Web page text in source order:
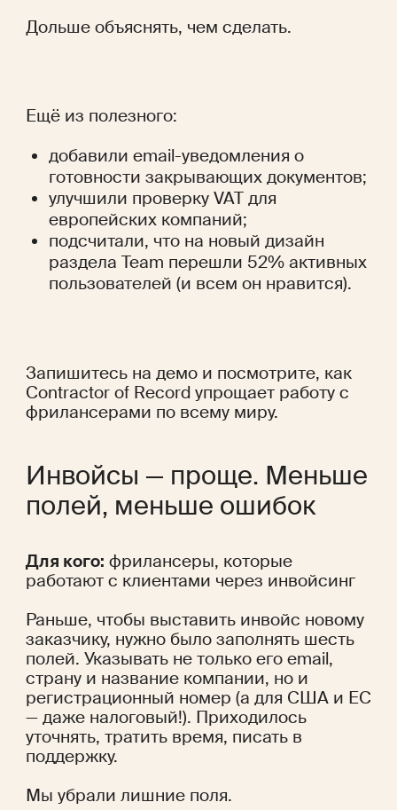
Дольше объяснять, чем сделать.
Ещё из полезного:
добавили email-уведомления о
готовности закрывающих документов;
улучшили проверку VAT для
европейских компаний;
подсчитали, что на новый дизайн
раздела Team перешли 52% активных
пользователей (и всем он нравится).
Запишитесь на демо и посмотрите, как
Contractor of Record упрощает работу с
фрилансерами по всему миру.
Инвойсы — проще. Меньше
полей, меньше ошибок
Для кого: фрилансеры, которые
работают с клиентами через инвойсинг
Раньше, чтобы выставить инвойс новому
заказчику, нужно было заполнять шесть
полей. Указывать не только его email,
страну и название компании, но и
регистрационный номер (а для США и ЕС
— даже налоговый!). Приходилось
уточнять, тратить время, писать в
поддержку.
Мы убрали лишние поля.